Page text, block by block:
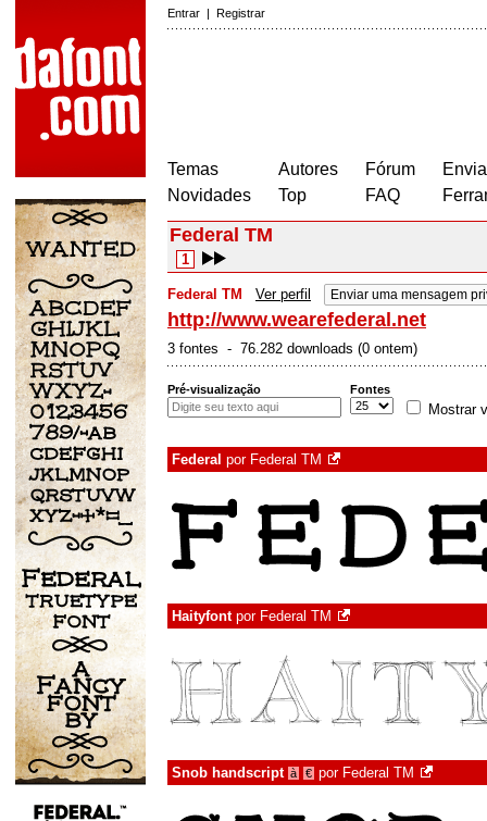
Entrar | Registrar
Temas
Novidades
Autores
Top
Fórum
FAQ
Federal TM
1
Federal TM Ver perfil Enviar uma mensagem
http://www.wearefederal.net
3 fontes - 76.282 downloads (0 ontem)
Pré-visualização Fontes
Mostrar
Federal por Federal TM
Haityfontpor Federal TM
Snob handscript à € por Federal TM